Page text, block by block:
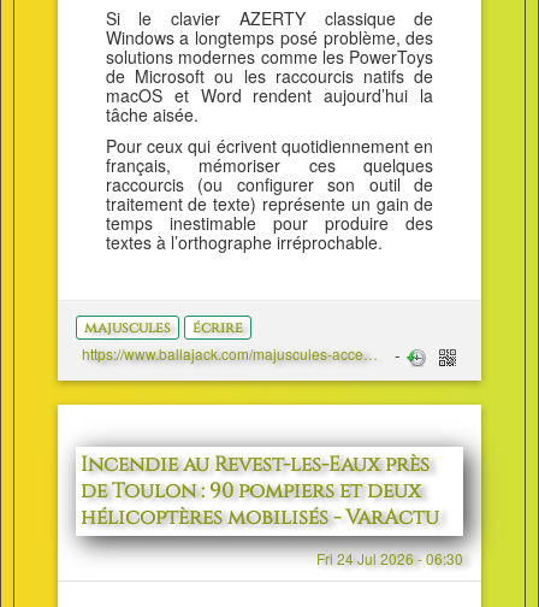
Si le clavier AZERTY classique de
Windows a longtemps posé problème, des
solutions modernes comme les PowerToys
de Microsoft ou les raccourcis natifs de
macOS et Word rendent aujourd’hui la
tâche aisée.
Pour ceux qui écrivent quotidiennement en
français, mémoriser ces quelques
raccourcis (ou configurer son outil de
traitement de texte) représente un gain de
temps inestimable pour produire des
textes à l’orthographe irréprochable.
majuscules écrire
https://www.ballajack.com/majuscules-accentuees-pc-mac-smartphone
Incendie au Revest-les-Eaux près
de Toulon : 90 pompiers et deux
hélicoptères mobilisés - VarActu
Fri 24 Jul 2026 - 06:30